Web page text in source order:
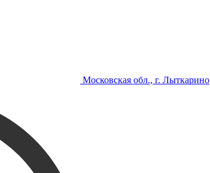
Московская обл., г. Лыткарино